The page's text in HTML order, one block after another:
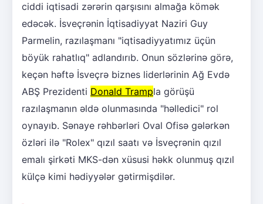
ciddi iqtisadi zərərin qarşısını almağa kömək
edəcək. İsveçrənin İqtisadiyyat Naziri Guy
Parmelin, razılaşmanı "iqtisadiyyatımız üçün
böyük rahatlıq" adlandırıb. Onun sözlərinə görə,
keçən həftə İsveçrə biznes liderlərinin Ağ Evdə
ABŞ Prezidenti Donald Trampla görüşü
razılaşmanın əldə olunmasında "həlledici" rol
oynayıb. Sənaye rəhbərləri Oval Ofisə gələrkən
özləri ilə "Rolex" qızıl saatı və İsveçrənin qızıl
emalı şirkəti MKS-dən xüsusi həkk olunmuş qızıl
külçə kimi hədiyyələr gətirmişdilər.